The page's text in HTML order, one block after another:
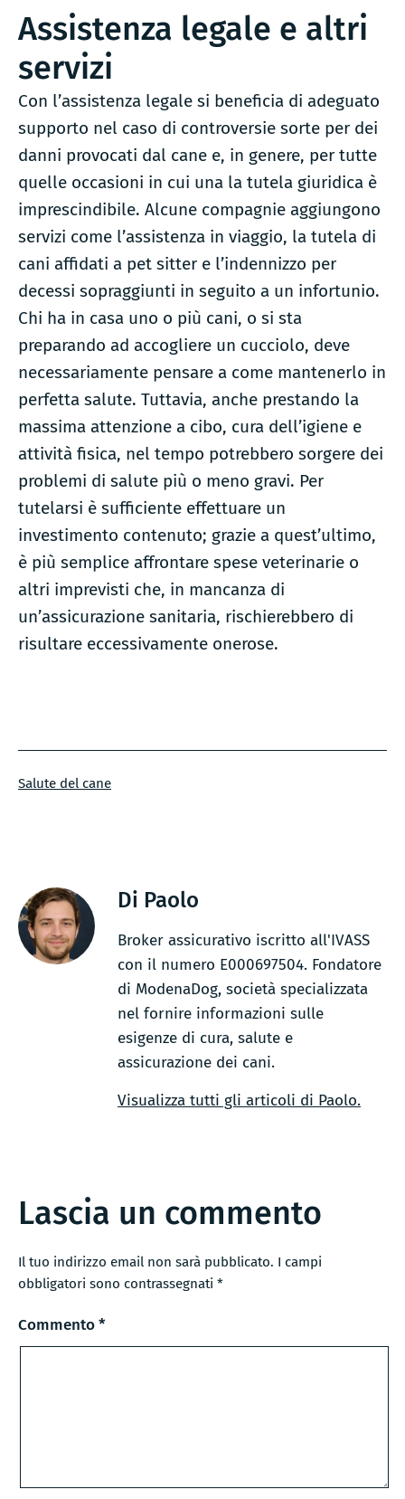
Assistenza legale e altri
servizi
Con l’assistenza legale si beneficia di adeguato
supporto nel caso di controversie sorte per dei
danni provocati dal cane e, in genere, per tutte
quelle occasioni in cui una la tutela giuridica è
imprescindibile. Alcune compagnie aggiungono
servizi come l’assistenza in viaggio, la tutela di
cani affidati a pet sitter e l’indennizzo per
decessi sopraggiunti in seguito a un infortunio.
Chi ha in casa uno o più cani, o si sta
preparando ad accogliere un cucciolo, deve
necessariamente pensare a come mantenerlo in
perfetta salute. Tuttavia, anche prestando la
massima attenzione a cibo, cura dell’igiene e
attività fisica, nel tempo potrebbero sorgere dei
problemi di salute più o meno gravi. Per
tutelarsi è sufficiente effettuare un
investimento contenuto; grazie a quest’ultimo,
è più semplice affrontare spese veterinarie o
altri imprevisti che, in mancanza di
un’assicurazione sanitaria, rischierebbero di
risultare eccessivamente onerose.
Categorie:
Salute del cane
Di Paolo
Broker assicurativo iscritto all'IVASS
con il numero E000697504. Fondatore
di ModenaDog, società specializzata
nel fornire informazioni sulle
esigenze di cura, salute e
assicurazione dei cani.
Visualizza tutti gli articoli di Paolo.
Lascia un commento
Il tuo indirizzo email non sarà pubblicato. I campi
obbligatori sono contrassegnati *
Commento*
Alternative: